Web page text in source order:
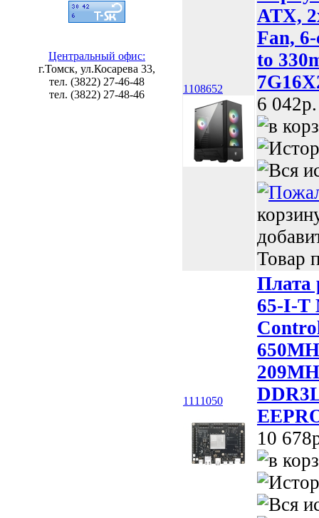
Центральный офис:
г.Томск, ул.Косарева 33,
тел. (3822) 27-46-48
тел. (3822) 27-48-46
1108652
ATX,
Fan,
to
6 042p.
Товар
1111050
Плата
65-I-T
10